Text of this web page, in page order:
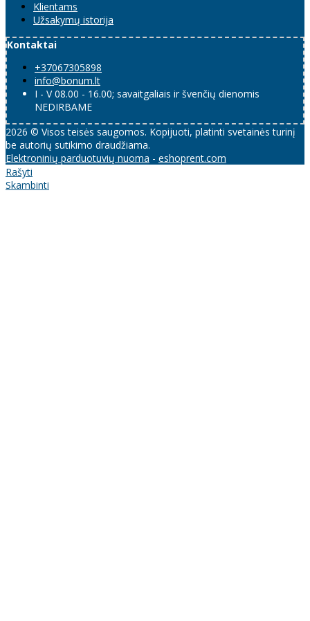
Klientams
Užsakymų istorija
Kontaktai
+37067305898
info@bonum.lt
I - V 08.00 - 16.00; savaitgaliais ir švenčių dienomis
NEDIRBAME
2026 © Visos teisės saugomos. Kopijuoti, platinti svetainės turinį
be autorių sutikimo draudžiama.
Elektroninių parduotuvių nuoma - eshoprent.com
Rašyti
Skambinti